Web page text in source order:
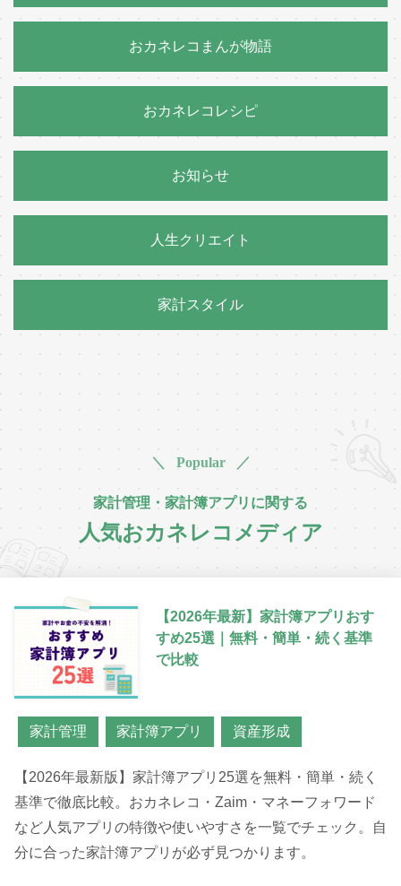
おカネレコまんが物語
おカネレコレシピ
お知らせ
人生クリエイト
家計スタイル
＼ Popular ／
家計管理・家計簿アプリに関する
人気おカネレコメディア
【2026年最新】家計簿アプリおす
すめ25選｜無料・簡単・続く基準
で比較
家計管理 家計簿アプリ 資産形成
【2026年最新版】家計簿アプリ25選を無料・簡単・続く
基準で徹底比較。おカネレコ・Zaim・マネーフォワード
など人気アプリの特徴や使いやすさを一覧でチェック。自
分に合った家計簿アプリが必ず見つかります。